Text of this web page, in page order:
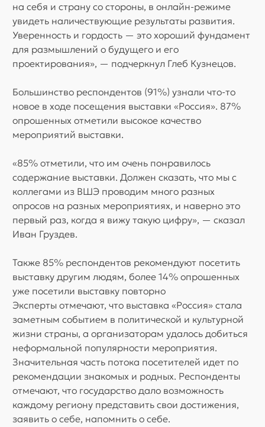
на себя и страну со стороны, в онлайн-режиме
увидеть наличествующие результаты развития.
Уверенность и гордость — это хороший фундамент
для размышлений о будущего и его
проектирования», — подчеркнул Глеб Кузнецов.
Большинство респондентов (91%) узнали что-то
новое в ходе посещения выставки «Россия». 87%
опрошенных отметили высокое качество
мероприятий выставки.
«85% отметили, что им очень понравилось
содержание выставки. Должен сказать, что мы с
коллегами из ВШЭ проводим много разных
опросов на разных мероприятиях, и наверно это
первый раз, когда я вижу такую цифру», — сказал
Иван Груздев.
Также 85% респондентов рекомендуют посетить
выставку другим людям, более 14% опрошенных
уже посетили выставку повторно
Эксперты отмечают, что выставка «Россия» стала
заметным событием в политической и культурной
жизни страны, а организаторам удалось добиться
неформальной популярности мероприятия.
Значительная часть потока посетителей идет по
рекомендации знакомых и родных. Респонденты
отмечают, что государство дало возможность
каждому региону представить свои достижения,
заявить о себе, напомнить о себе.